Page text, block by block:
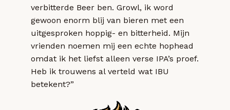
verbitterde Beer ben. Growl, ik word
gewoon enorm blij van bieren met een
uitgesproken hoppig- en bitterheid. Mijn
vrienden noemen mij een echte hophead
omdat ik het liefst alleen verse IPA’s proef.
Heb ik trouwens al verteld wat IBU
betekent?”